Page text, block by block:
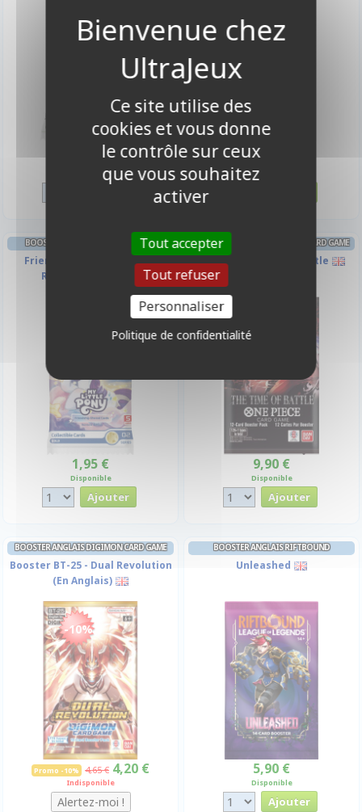
3,90 €
Disponible
1,95 €
Disponible
BOOSTER ANGLAIS MY LITTLE PONY
Friendship Eternal Cards :
Rainbow Edition
1,95 €
Disponible
BOOSTER ANGLAIS ONE PIECE CARD GAME
OP16 - The Time of Battle
9,90 €
Disponible
BOOSTER ANGLAIS DIGIMON CARD GAME
Booster BT-25 - Dual Revolution
(En Anglais)
-10%
Promo -10% 4,65 € 4,20 €
Indisponible
BOOSTER ANGLAIS RIFTBOUND
Unleashed
5,90 €
Disponible
Ce site utilise des
cookies et vous donne
le contrôle sur ceux
que vous souhaitez
activer
Tout accepter
Tout refuser
Personnaliser
Politique de confidentialité